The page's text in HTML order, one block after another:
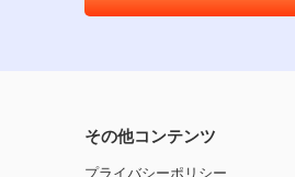
その他コンテンツ
プライバシーポリシー